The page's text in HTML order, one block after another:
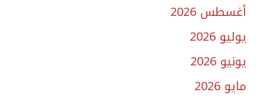
أغسطس 2026
يوليو 2026
يونيو 2026
مايو 2026